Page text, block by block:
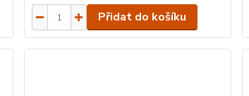
Přidat do košíku